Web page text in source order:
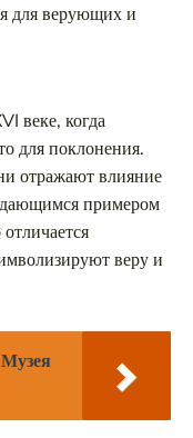
для верующих и
веке, когда
для поклонения.
отражают влияние
примером
веру и